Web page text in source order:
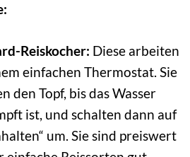
Reiskocher: Diese arbeiten
einfachen Thermostat. Sie
den Topf, bis das Wasser
ist, und schalten dann auf
um. Sie sind preiswert